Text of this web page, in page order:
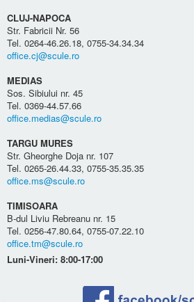
CLUJ-NAPOCA
Str. Fabricii Nr. 56
Tel. 0264-46.26.18, 0755-34.34.34
office.cj@scule.ro
MEDIAS
Sos. Sibiului nr. 45
Tel. 0369-44.57.66
office.medias@scule.ro
TARGU MURES
Str. Gheorghe Doja nr. 107
Tel. 0265-26.44.33, 0755-35.35.35
office.ms@scule.ro
TIMISOARA
B-dul Liviu Rebreanu nr. 15
Tel. 0256-47.80.64, 0755-07.22.10
office.tm@scule.ro
Luni-Vineri: 8:00-17:00